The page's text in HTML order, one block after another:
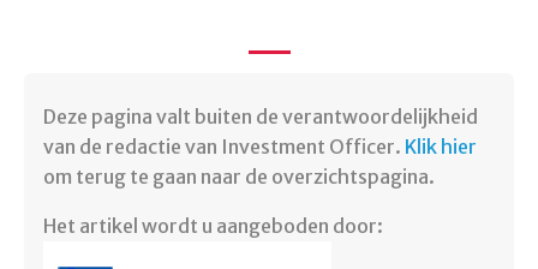
Deze pagina valt buiten de verantwoordelijkheid
van de redactie van Investment Officer. Klik hier
om terug te gaan naar de overzichtspagina.
Het artikel wordt u aangeboden door: